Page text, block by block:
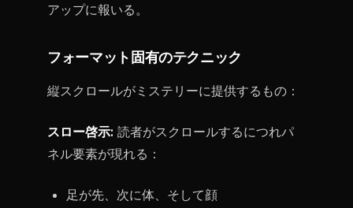
アップに報いる。
フォーマット固有のテクニック
縦スクロールがミステリーに提供するもの：
スロー啓示: 読者がスクロールするにつれパ
ネル要素が現れる：
足が先、次に体、そして顔